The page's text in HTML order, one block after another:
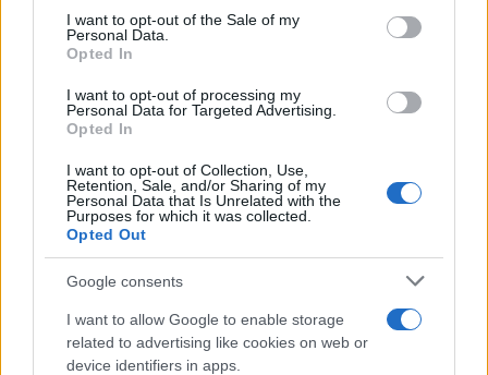
consent section.
I want to opt-out of the Sale of my
Personal Data.
Opted In
I want to opt-out of processing my
Personal Data for Targeted Advertising.
Opted In
I want to opt-out of Collection, Use,
Retention, Sale, and/or Sharing of my
Personal Data that Is Unrelated with the
Purposes for which it was collected.
Opted Out
Google consents
I want to allow Google to enable storage
related to advertising like cookies on web or
device identifiers in apps.
NEWS
Streaming vs vinile: differenze tra mastering,
dinamica e ritualità